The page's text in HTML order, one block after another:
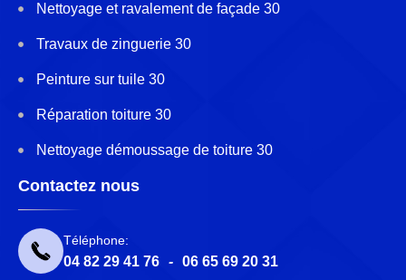
Nettoyage et ravalement de façade 30
Travaux de zinguerie 30
Peinture sur tuile 30
Réparation toiture 30
Nettoyage démoussage de toiture 30
Contactez nous
Téléphone:
04 82 29 41 76 - 06 65 69 20 31